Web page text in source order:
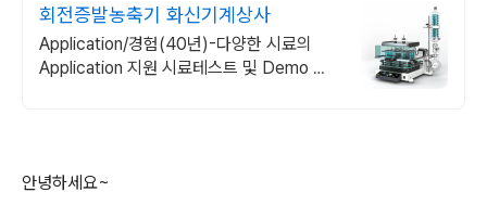
회전증발농축기 화신기계상사
Application/경험(40년)-다양한 시료의
Application 지원 시료테스트 및 Demo 무
안녕하세요~